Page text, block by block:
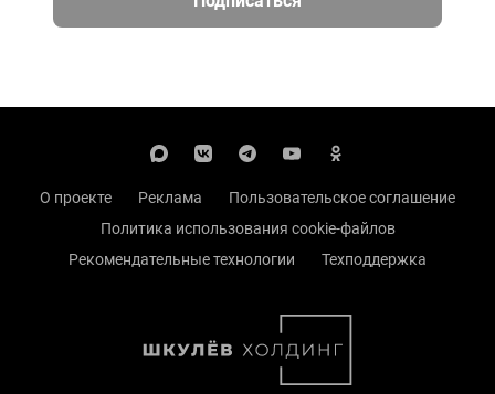
О проекте Реклама
Пользовательское соглашение
Политика использования cookie-файлов
Рекомендательные технологии
Техподдержка